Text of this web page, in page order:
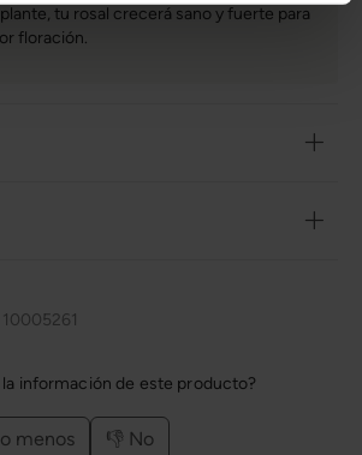
tu rosal crecerá sano y fuerte para
floración.
10005261
la información de este producto?
menos 👎 No